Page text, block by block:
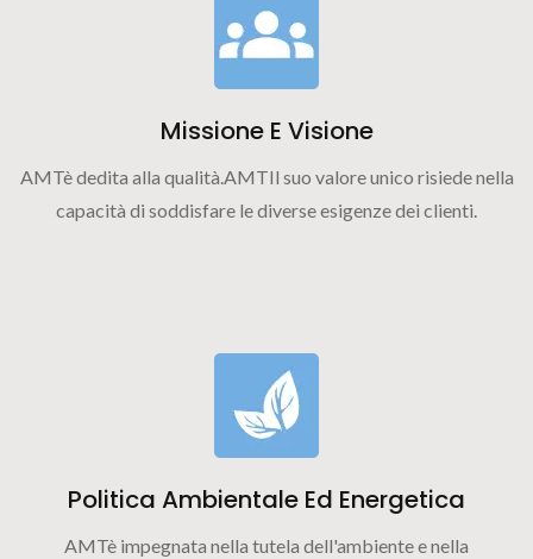
Missione E Visione
AMTè dedita alla qualità.AMTIl suo valore unico risiede nella
capacità di soddisfare le diverse esigenze dei clienti.
Politica Ambientale Ed Energetica
AMTè impegnata nella tutela dell'ambiente e nella